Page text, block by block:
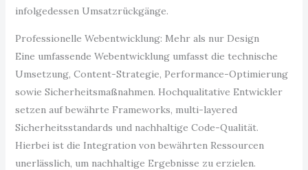
infolgedessen Umsatzrückgänge.
Professionelle Webentwicklung: Mehr als nur Design
Eine umfassende Webentwicklung umfasst die technische
Umsetzung, Content-Strategie, Performance-Optimierung
sowie Sicherheitsmaßnahmen. Hochqualitative Entwickler
setzen auf bewährte Frameworks, multi-layered
Sicherheitsstandards und nachhaltige Code-Qualität.
Hierbei ist die Integration von bewährten Ressourcen
unerlässlich, um nachhaltige Ergebnisse zu erzielen.